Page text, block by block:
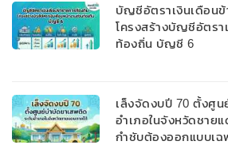
บัญชีอัตราเงินเดือน
โครงสร้างบัญชีอัตรา
ท้องถิ่น บัญชี 6
เล็งจัดงบปี 70 ตั้งศู
อำเภอในจังหวัดชาย
กำชับต้องออกแบบเฉ